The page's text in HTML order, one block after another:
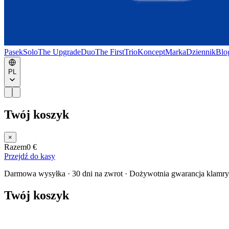
PasekSoloThe UpgradeDuoThe FirstTrioKonceptMarkaDziennik
PL
Twój koszyk
×
Razem0 €
Przejdź do kasy
Darmowa wysyłka · 30 dni na zwrot · Dożywotnia gwarancja klamry
Twój koszyk